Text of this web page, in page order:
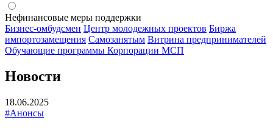
Нефинансовые меры поддержки
Бизнес-омбудсмен Центр молодежных проектов Биржа
импортозамещения Cамозанятым Витрина предпринимателей
Обучающие программы Корпорации МСП
Новости
18.06.2025
#Анонсы